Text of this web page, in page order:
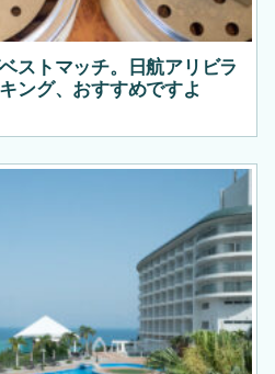
ストマッチ。日航アリビラ
ング、おすすめですよ